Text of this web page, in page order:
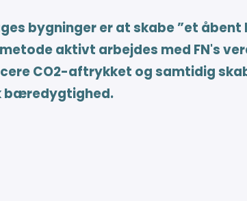
bygninger er at skabe ”et
aktivt arbejdes med FN's
CO2-aftrykket og samtidig
bæredygtighed.